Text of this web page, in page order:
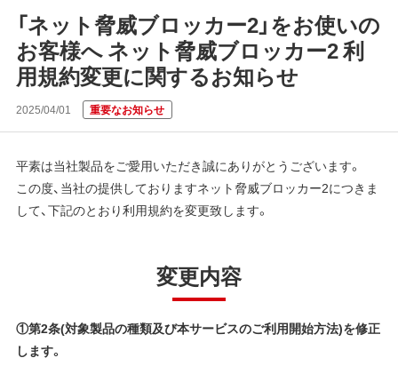
「ネット脅威ブロッカー2」をお使いの
お客様へ ネット脅威ブロッカー2 利
用規約変更に関するお知らせ
2025/04/01 重要なお知らせ
平素は当社製品をご愛用いただき誠にありがとうございます。
この度、当社の提供しておりますネット脅威ブロッカー2につきま
して、下記のとおり利用規約を変更致します。
変更内容
①第2条(対象製品の種類及び本サービスのご利用開始方法)を修正
します。